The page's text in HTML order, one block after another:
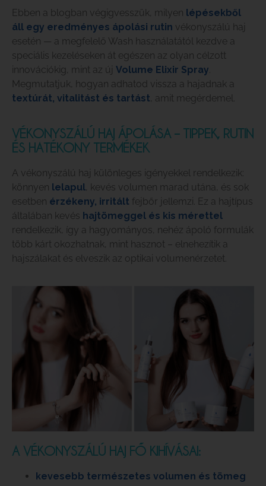
Ebben a blogban végigvesszük, milyen lépésekből
áll egy eredményes ápolási rutin vékonyszálú haj
esetén — a megfelelő Wash használatától kezdve a
speciális kezeléseken át egészen az olyan célzott
innovációkig, mint az új Volume Elixir Spray
Megmutatjuk, hogyan adhatod vissza a hajadnak a
textúrát, vitalitást és tartást , amit megérdemel.
VÉKONYSZÁLÚ HAJ ÁPOLÁSA – TIPPEK, RUTIN
ÉS HATÉKONY TERMÉKEK
A vékonyszálú haj különleges igényekkel rendelkezik:
könnyen lelapul , kevés volumen marad utána, és sok
esetben érzékeny, irritált fejbőr jellemzi. Ez a hajtípus
általában kevés hajtömeggel és kis mérettel
rendelkezik, így a hagyományos, nehéz ápoló formulák
több kárt okozhatnak, mint hasznot – elnehezítik a
hajszálakat és elveszik az optikai volumenérzetet.
A VÉKONYSZÁLÚ HAJ FŐ KIHÍVÁSAI:
kevesebb természetes volumen és tömeg